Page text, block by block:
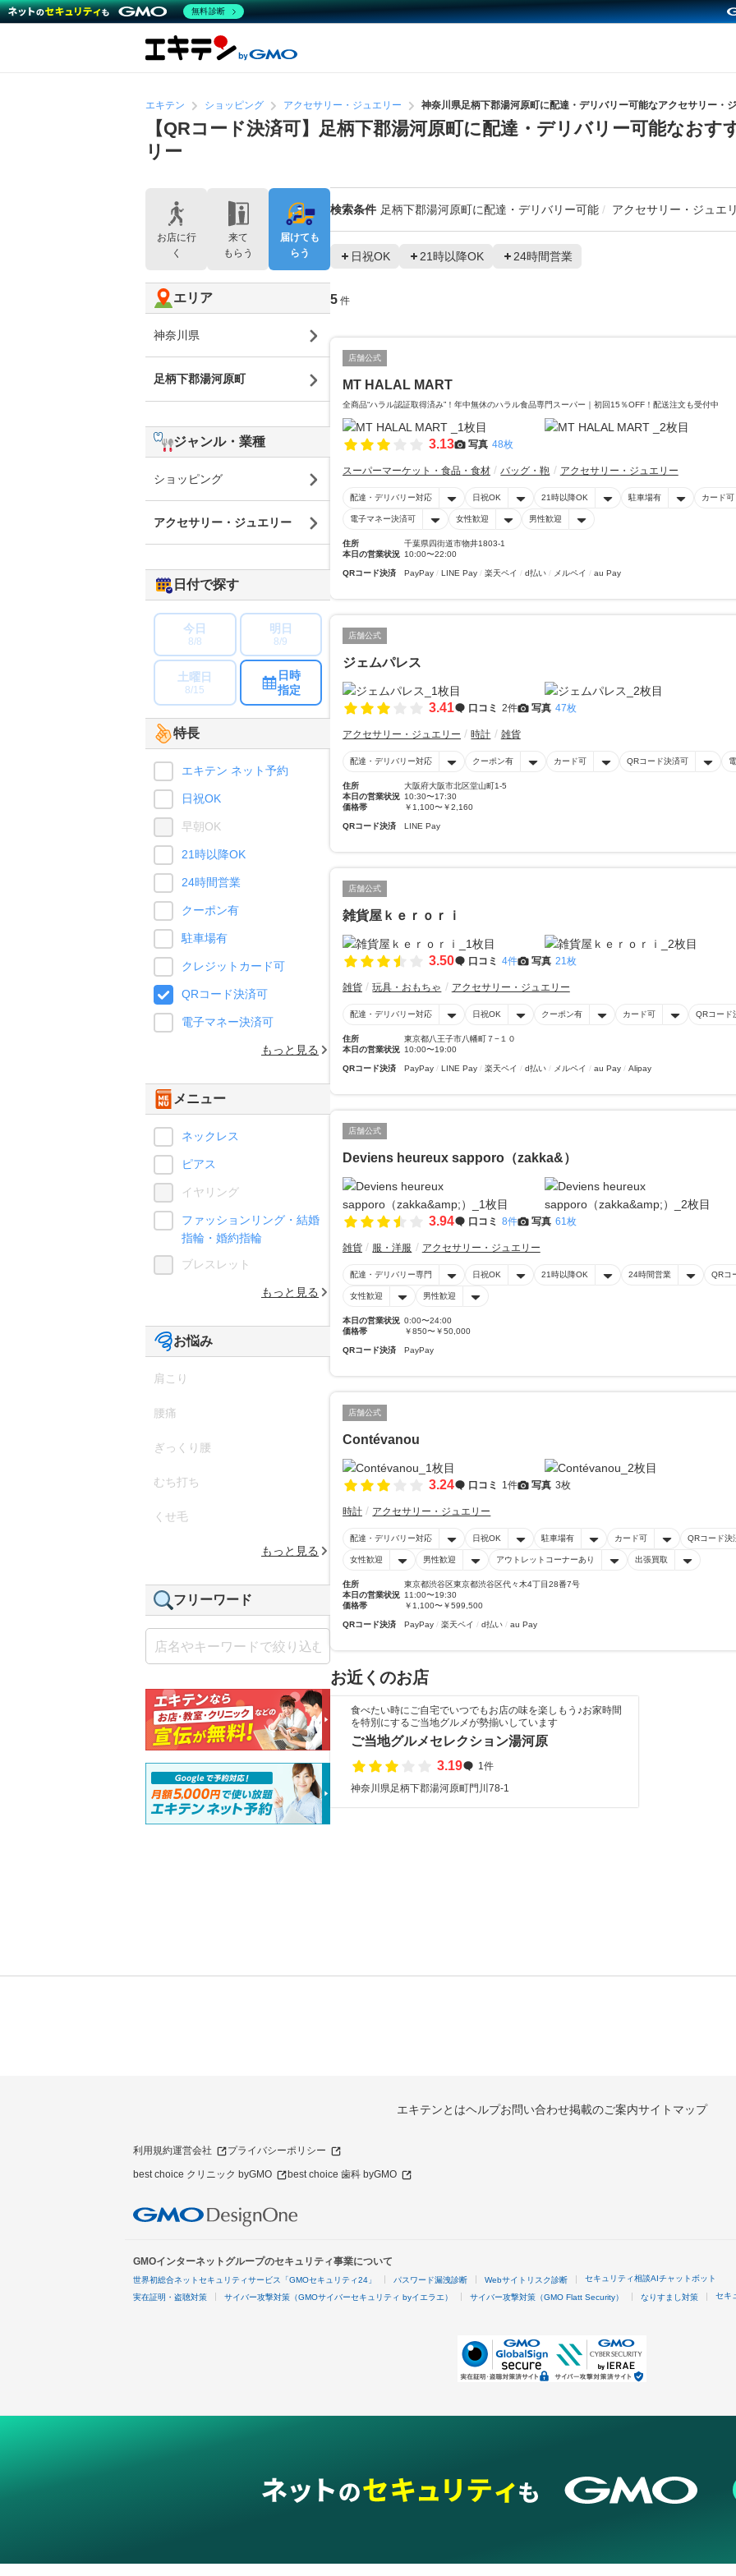
エキテン ショッピング アクセサリー・ジュエリー 神奈川県足柄下郡湯河原町に配達・デリバリー可能なアクセサリー・
【QRコード決済可】足柄下郡湯河原町に配達・デリバリー可能なお
リー
検索条件 足柄下郡湯河原町に配達・デリバリー可能 アクセサリー・ジュエ
日祝OK 21時以降OK 24時間営業
5 件
店舗公式
MT HALAL MART
全商品“ハラル認証取得済み”！年中無休のハラル食品専門スーパー｜初回15％OFF！配送注文も受付中
3.13 写真 48枚
スーパーマーケット・食品・食材 バッグ・鞄 アクセサリー・ジュエリー
配達・デリバリー対応 日祝OK 21時以降OK 駐車場有 カード可
電子マネー決済可 女性歓迎 男性歓迎
住所
千葉県四街道市物井1803-1
本日の営業状況 10:00〜22:00
QRコード決済 PayPay LINE Pay 楽天ペイ d払い メルペイ au Pay
店舗公式
ジェムパレス
3.41 口コミ 2件 写真 47枚
アクセサリー・ジュエリー 時計 雑貨
配達・デリバリー対応 クーポン有 カード可 QRコード決済可
住所
大阪府大阪市北区堂山町1-5
本日の営業状況 10:30〜17:30
価格帯
￥1,100〜￥2,160
QRコード決済 LINE Pay
店舗公式
雑貨屋ｋｅｒｏｒｉ
3.50 口コミ 4件 写真 21枚
雑貨 玩具・おもちゃ アクセサリー・ジュエリー
配達・デリバリー対応 日祝OK クーポン有 カード可 QRコード
住所
東京都八王子市八幡町７−１０
本日の営業状況 10:00〜19:00
QRコード決済 PayPay LINE Pay 楽天ペイ d払い メルペイ au Pay Alipay
店舗公式
Deviens heureux sapporo（zakka&）
3.94 口コミ 8件 写真 61枚
雑貨 服・洋服 アクセサリー・ジュエリー
配達・デリバリー専門 日祝OK 21時以降OK 24時間営業 QRコ
女性歓迎 男性歓迎
本日の営業状況 0:00〜24:00
価格帯
￥850〜￥50,000
QRコード決済 PayPay
店舗公式
Contévanou
3.24 口コミ 1件 写真 3枚
時計 アクセサリー・ジュエリー
配達・デリバリー対応 日祝OK 駐車場有 カード可 QRコード決
女性歓迎 男性歓迎 アウトレットコーナーあり 出張買取
住所
東京都渋谷区東京都渋谷区代々木4丁目28番7号
本日の営業状況 11:00〜19:30
価格帯
￥1,100〜￥599,500
QRコード決済 PayPay 楽天ペイ d払い au Pay
お近くのお店
食べたい時にご自宅でいつでもお店の味を楽しもう♪お家時間
を特別にするご当地グルメが勢揃いしています
ご当地グルメセレクション湯河原
3.19
1件
神奈川県足柄下郡湯河原町門川78-1
お店に行
く
来て
もらう
届けても
らう
エリア
神奈川県
足柄下郡湯河原町
ジャンル・業種
ショッピング
アクセサリー・ジュエリー
日付で探す
今日
8/8
明日
8/9
土曜日
8/15
日時
指定
特長
エキテン ネット予約
日祝OK
早朝OK
21時以降OK
24時間営業
クーポン有
駐車場有
クレジットカード可
QRコード決済可
電子マネー決済可
もっと見る
メニュー
ネックレス
ピアス
イヤリング
ファッションリング・結婚
指輪・婚約指輪
ブレスレット
もっと見る
お悩み
肩こり
腰痛
ぎっくり腰
むち打ち
くせ毛
もっと見る
フリーワード
エキテンとはヘルプお問い合わせ掲載のご案内サイトマップ
利用規約運営会社 プライバシーポリシー
best choice クリニック byGMO best choice 歯科 byGMO
GMOインターネットグループのセキュリティ事業について
世界初総合ネットセキュリティサービス「GMOセキュリティ24」 パスワード漏洩診断 Webサイトリスク診断 セキュリティ相談AIチャットボット
実在証明・盗聴対策 サイバー攻撃対策（GMOサイバーセキュリティ byイエラエ） サイバー攻撃対策（GMO Flatt Security） なりすまし対策 セキ
無料診断